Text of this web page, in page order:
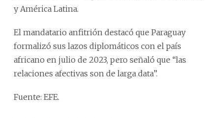
y América Latina.
El mandatario anfitrión destacó que Paraguay
formalizó sus lazos diplomáticos con el país
africano en julio de 2023, pero señaló que “las
relaciones afectivas son de larga data”.
Fuente: EFE.